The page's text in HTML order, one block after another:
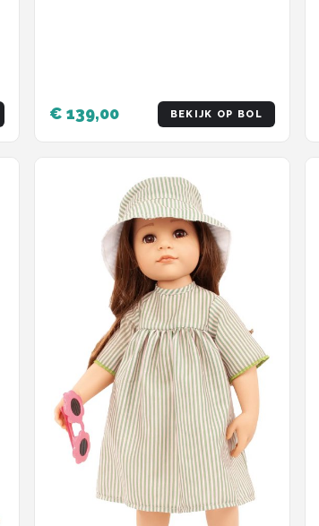
€ 139,00 BEKIJK OP BOL